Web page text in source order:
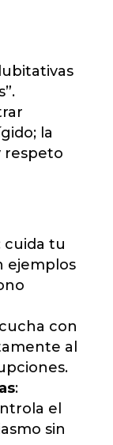
la
respeto
cuida tu
ejemplos
con
al
:
el
sin